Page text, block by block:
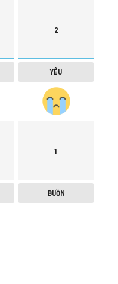
2
YÊU
1
BUỒN